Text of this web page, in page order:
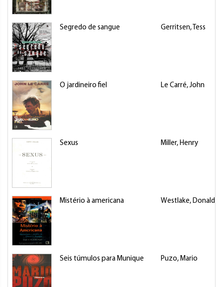
Segredo de sangue Gerritsen, Tess
O jardineiro fiel Le Carré, John
Sexus Miller, Henry
Mistério à americana Westlake, Donald
Seis túmulos para Munique Puzo, Mario